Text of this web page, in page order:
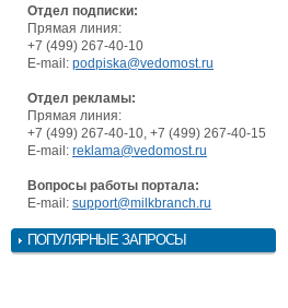
Отдел подписки:
Прямая линия:
+7 (499) 267-40-10
E-mail: podpiska@vedomost.ru
Отдел рекламы:
Прямая линия:
+7 (499) 267-40-10, +7 (499) 267-40-15
E-mail: reklama@vedomost.ru
Вопросы работы портала:
E-mail: support@milkbranch.ru
ПОПУЛЯРНЫЕ ЗАПРОСЫ